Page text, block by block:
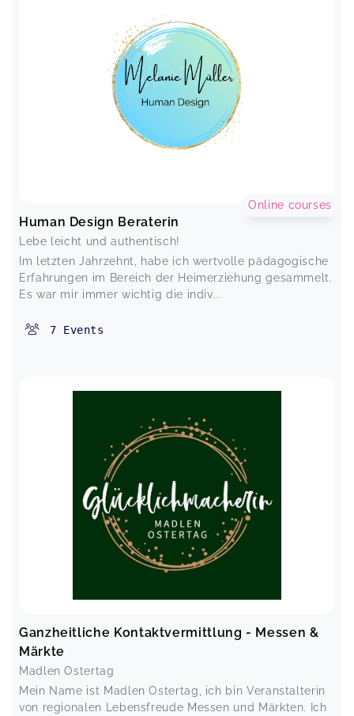
Human Design Beraterin
Lebe leicht und authentisch!
Im letzten Jahrzehnt, habe ich wertvolle pädagogische
Erfahrungen im Bereich der Heimerziehung gesammelt.
Es war mir immer wichtig die indiv...
Online courses
7 Events
Ganzheitliche Kontaktvermittlung - Messen &
Märkte
Madlen Ostertag
Mein Name ist Madlen Ostertag, ich bin Veranstalterin
von regionalen Lebensfreude Messen und Märkten. Ich